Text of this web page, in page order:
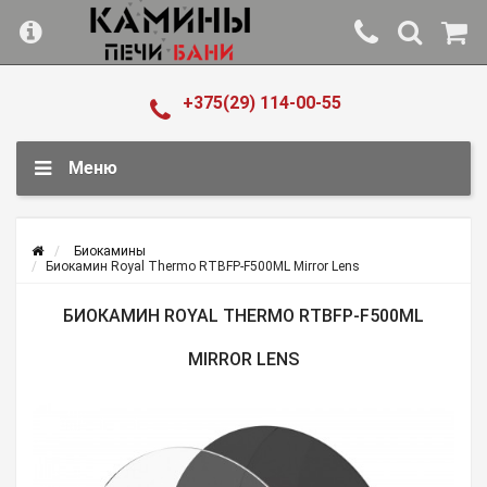
+375(29) 114-00-55
Меню
Биокамины
Биокамин Royal Thermo RTBFP-F500ML Mirror Lens
БИОКАМИН ROYAL THERMO RTBFP-F500ML
MIRROR LENS